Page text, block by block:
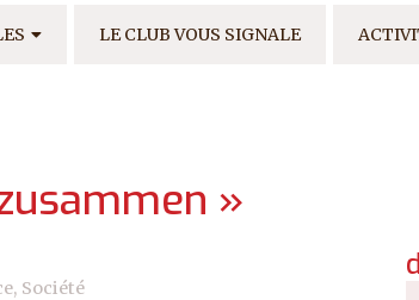
LE CLUB VOUS SIGNALE
»
Société